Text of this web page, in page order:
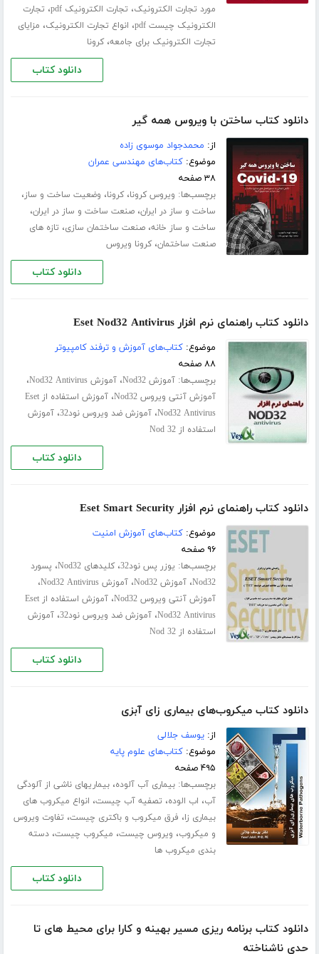
مورد تجارت الکترونیک، تجارت الکترونیک pdf ، تجارت
الکترونیک چیست pdf
، انواع تجارت الکترونیک، مزایای
تجارت الکترونیک برای جامعه،کرونا
دانلود کتاب
دانلود کتاب ساختن با ویروس همه گیر
از: محمدجواد موسوی زاده
موضوع:کتاب‌های مهندسی عمران
۳۸ صفحه
برچسب‌ها: ویروس کرونا،کرونا، وضعیت ساخت و ساز،
ساخت و ساز در ایران،صنعت ساخت و ساز در ایران،
ساخت و ساز خانه،صنعت ساختمان سازی، تازه های
صنعت ساختمان،کرونا ویروس
دانلود کتاب
دانلود کتاب راهنمای نرم افزار Eset Nod32 Antivirus
موضوع:کتاب‌های آموزش و ترفند کامپیوتر
۸۸ صفحه
برچسب‌ها:آموزش Nod32 ،آموزش Nod32 Antivirus ،
آموزش آنتی ویروس Nod32 ،
آموزش استفاده از Eset
Nod32 Antivirus،آموزش ضد ویروس نود32 ،آموزش
استفاده از Nod 32
دانلود کتاب
دانلود کتاب راهنمای نرم افزار Eset Smart Security
موضوع:کتاب‌های آموزش امنیت
۹۶ صفحه
برچسب‌ها: یوزر پس نود32 ،کلیدهای Nod32 ، پسورد
Nod32،آموزش Nod32 ،آموزش Nod32 Antivirus ،
آموزش آنتی ویروس Nod32 ،
آموزش استفاده از Eset
Nod32 Antivirus،آموزش ضد ویروس نود32 ،آموزش
استفاده از Nod 32
دانلود کتاب
دانلود کتاب میکروب‌های بیماری زای آبزی
از:یوسف جلالی
موضوع:کتاب‌های علوم پایه
۴۹۵ صفحه
برچسب‌ها:بیماری آب آلوده،بیماریهای ناشی از آلودگی
آب، اب الوده، تصفیه آب چیست، انواع میکروب های
بیماری زا، فرق میکروب و باکتری چیست، تفاوت ویروس
و میکروب، ویروس چیست، میکروب چیست،دسته
بندی میکروب ها
دانلود کتاب
دانلود کتاب برنامه ریزی مسیر بهینه و کارا برای محیط های تا
حدی ناشناخته